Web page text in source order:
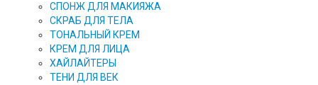
СПОНЖ ДЛЯ МАКИЯЖА
СКРАБ ДЛЯ ТЕЛА
ТОНАЛЬНЫЙ КРЕМ
КРЕМ ДЛЯ ЛИЦА
ХАЙЛАЙТЕРЫ
ТЕНИ ДЛЯ ВЕК